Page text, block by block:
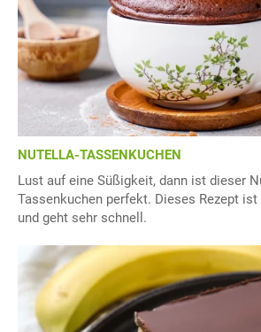
NUTELLA-TASSENKUCHEN
Lust auf eine Süßigkeit, dann ist dieser
Tassenkuchen perfekt. Dieses Rezept
und geht sehr schnell.